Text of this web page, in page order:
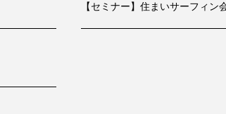
【セミナー】住まいサーフィン